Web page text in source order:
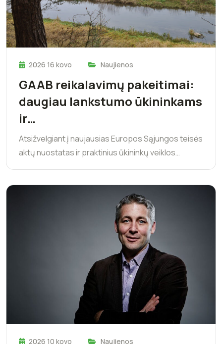
2026 16 kovo Naujienos
GAAB reikalavimų pakeitimai:
daugiau lankstumo ūkininkams
ir…
Atsižvelgiant į naujausias Europos Sąjungos teisės
aktų nuostatas ir praktinius ūkininkų veiklos…
2026 10 kovo Naujienos